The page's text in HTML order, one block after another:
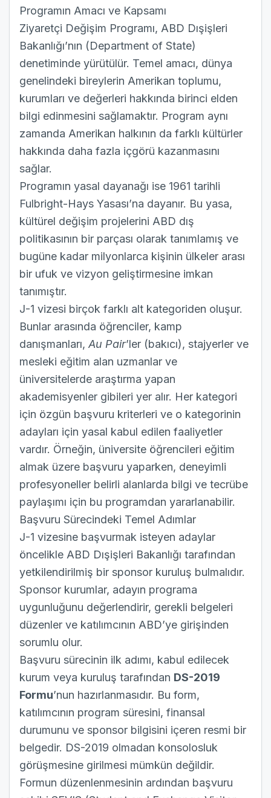
Programın Amacı ve Kapsamı
Ziyaretçi Değişim Programı, ABD Dışişleri
Bakanlığı’nın (Department of State)
denetiminde yürütülür. Temel amacı, dünya
genelindeki bireylerin Amerikan toplumu,
kurumları ve değerleri hakkında birinci elden
bilgi edinmesini sağlamaktır. Program aynı
zamanda Amerikan halkının da farklı kültürler
hakkında daha fazla içgörü kazanmasını
sağlar.
Programın yasal dayanağı ise 1961 tarihli
Fulbright-Hays Yasası’na dayanır. Bu yasa,
kültürel değişim projelerini ABD dış
politikasının bir parçası olarak tanımlamış ve
bugüne kadar milyonlarca kişinin ülkeler arası
bir ufuk ve vizyon geliştirmesine imkan
tanımıştır.
J-1 vizesi birçok farklı alt kategoriden oluşur.
Bunlar arasında öğrenciler, kamp
danışmanları, Au Pair’ler (bakıcı), stajyerler ve
mesleki eğitim alan uzmanlar ve
üniversitelerde araştırma yapan
akademisyenler gibileri yer alır. Her kategori
için özgün başvuru kriterleri ve o kategorinin
adayları için yasal kabul edilen faaliyetler
vardır. Örneğin, üniversite öğrencileri eğitim
almak üzere başvuru yaparken, deneyimli
profesyoneller belirli alanlarda bilgi ve tecrübe
paylaşımı için bu programdan yararlanabilir.
Başvuru Sürecindeki Temel Adımlar
J-1 vizesine başvurmak isteyen adaylar
öncelikle ABD Dışişleri Bakanlığı tarafından
yetkilendirilmiş bir sponsor kuruluş bulmalıdır.
Sponsor kurumlar, adayın programa
uygunluğunu değerlendirir, gerekli belgeleri
düzenler ve katılımcının ABD’ye girişinden
sorumlu olur.
Başvuru sürecinin ilk adımı, kabul edilecek
kurum veya kuruluş tarafından DS-2019
Formu’nun hazırlanmasıdır. Bu form,
katılımcının program süresini, finansal
durumunu ve sponsor bilgisini içeren resmi bir
belgedir. DS-2019 olmadan konsolosluk
görüşmesine girilmesi mümkün değildir.
Formun düzenlenmesinin ardından başvuru